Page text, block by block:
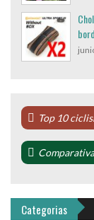
Top 10
Categorias